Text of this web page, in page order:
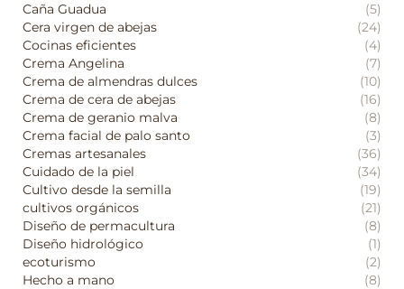
Caña Guadua
(5)
Cera virgen de abejas
(24)
Cocinas eficientes
(4)
Crema Angelina
(7)
Crema de almendras dulces
(10)
Crema de cera de abejas
(16)
Crema de geranio malva
(8)
Crema facial de palo santo
(3)
Cremas artesanales
(36)
Cuidado de la piel
(34)
Cultivo desde la semilla
(19)
cultivos orgánicos
(21)
Diseño de permacultura
(8)
Diseño hidrológico
(1)
ecoturismo
(2)
Hecho a mano
(8)